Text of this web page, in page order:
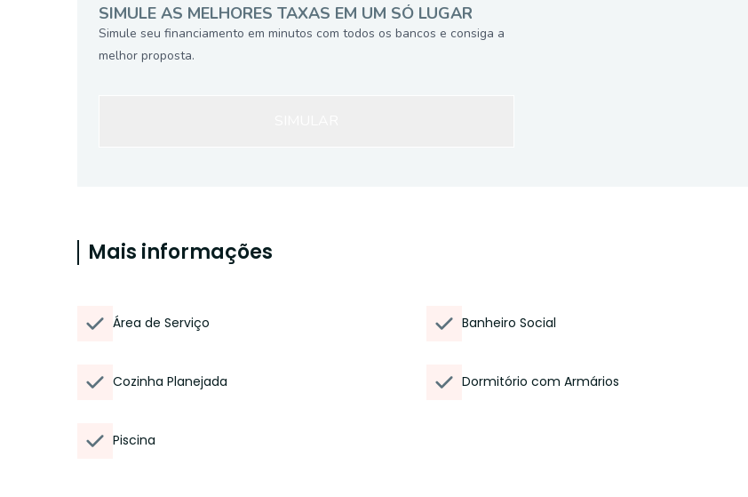
SIMULE AS MELHORES TAXAS EM UM SÓ LUGAR
Simule seu financiamento em minutos com todos os bancos e consiga a
melhor proposta.
Mais informações
Área de Serviço Banheiro Social
Cozinha Planejada Dormitório com Armários
Piscina